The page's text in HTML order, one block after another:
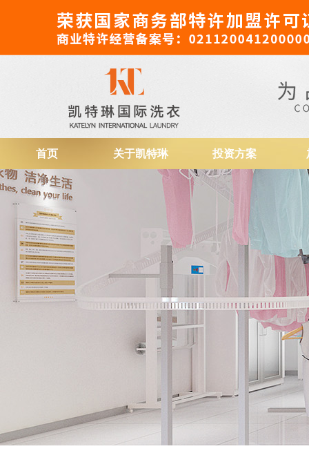
干洗店加盟
首页 关于凯特琳 投资方案